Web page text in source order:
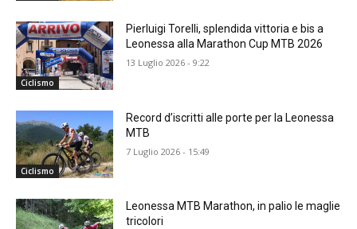
Ciclismo
Pierluigi Torelli, splendida vittoria e bis a
Leonessa alla Marathon Cup MTB 2026
13 Luglio 2026 - 9:22
Ciclismo
Record d’iscritti alle porte per la Leonessa
MTB
7 Luglio 2026 - 15:49
Leonessa MTB Marathon, in palio le maglie
tricolori